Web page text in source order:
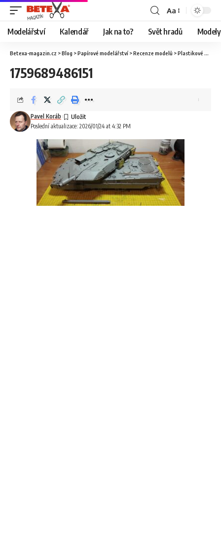
Aa
Modelářství Kalendář Jak na to? Svět hradů
Betexa-magazin.cz >Blog >Papírové modelářství >Recenze modelů >Plastikové modelářství
1759689486151
Poslední aktualizace: 2026/01/24 at 4:32 PM
Pavel Koráb